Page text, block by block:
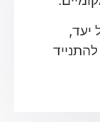
יעד,